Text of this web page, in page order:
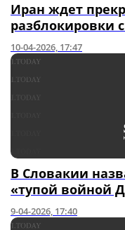
Иран ждет
разблокировки
10-04-2026, 17:47
В Словакии
«тупой войной
9-04-2026, 17:40